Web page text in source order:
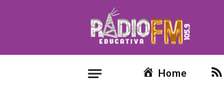
Home